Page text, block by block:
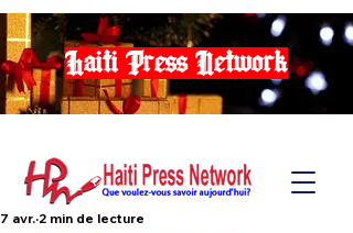
Haiti Press Network
7 avr. 2 min de lecture